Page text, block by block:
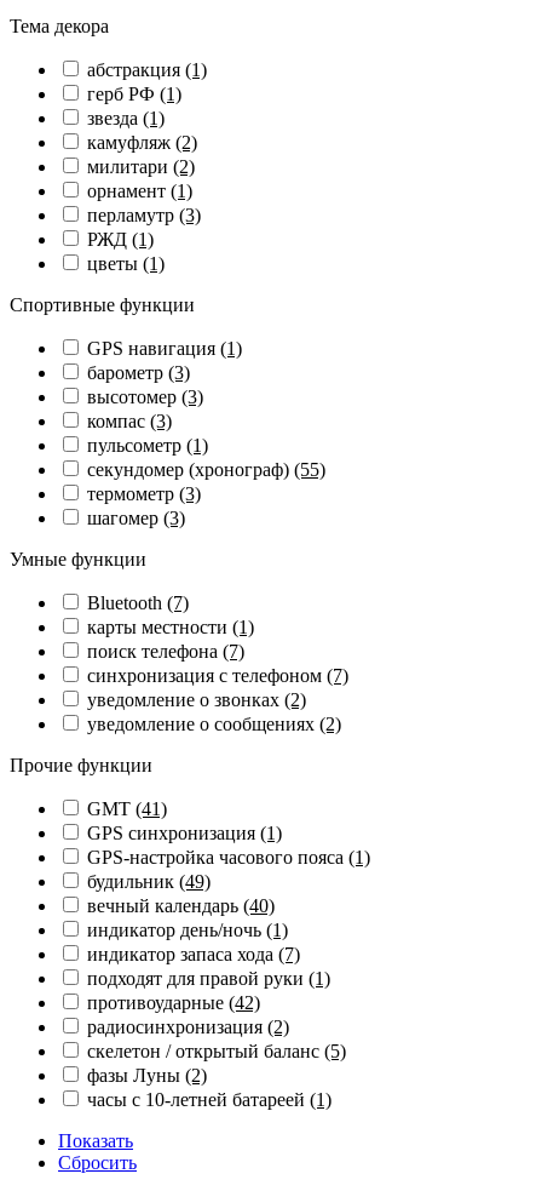
Тема декора
абстракция (1)
герб РФ (1)
звезда (1)
камуфляж (2)
милитари (2)
орнамент (1)
перламутр (3)
РЖД (1)
цветы (1)
Спортивные функции
GPS навигация (1)
барометр (3)
высотомер (3)
компас (3)
пульсометр (1)
секундомер (хронограф) (55)
термометр (3)
шагомер (3)
Умные функции
Bluetooth (7)
карты местности (1)
поиск телефона (7)
синхронизация с телефоном (7)
уведомление о звонках (2)
уведомление о сообщениях (2)
Прочие функции
GMT (41)
GPS синхронизация (1)
GPS-настройка часового пояса (1)
будильник (49)
вечный календарь (40)
индикатор день/ночь (1)
индикатор запаса хода (7)
подходят для правой руки (1)
противоударные (42)
радиосинхронизация (2)
скелетон / открытый баланс (5)
фазы Луны (2)
часы с 10-летней батареей (1)
Показать
Сбросить